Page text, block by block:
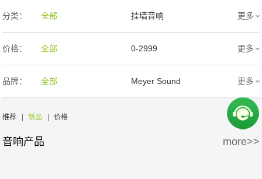
音响产品 投影产品
专业扩声音箱 幕布产品
声学产品 智能产品
周边产品
分类： 全部 挂墙音响
入墙音响 低音炮
更多
价格： 全部 0-2999
3000-9999 1万-5万
5万-15万
30万-50万
更多
品牌： 全部 Meyer Sound
Wisdom
waterfall/飞瀑
更多
推荐 | 新品 | 价格
音响产品 more>>